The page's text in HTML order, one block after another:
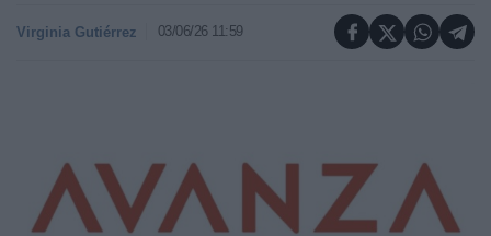
Virginia Gutiérrez 03/06/26 11:59